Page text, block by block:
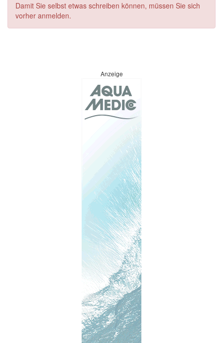
Damit Sie selbst etwas schreiben können, müssen Sie sich
vorher anmelden.
Anzeige